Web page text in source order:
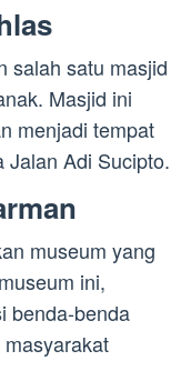
salah satu masjid
Masjid ini
menjadi tempat
Jalan Adi Sucipto.
museum yang
ini,
benda-benda